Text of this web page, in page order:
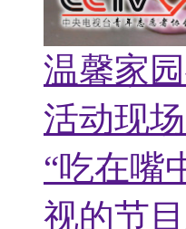
活动现
“吃在嘴
视的节